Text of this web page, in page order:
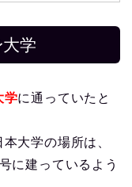
学
学に通っていたと
大学の場所は、
に建っているよう